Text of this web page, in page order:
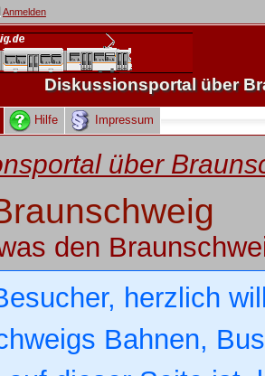
Anmelden
Diskussionsportal über
Hilfe Impressum
über
den
herzlich
Bahnen,